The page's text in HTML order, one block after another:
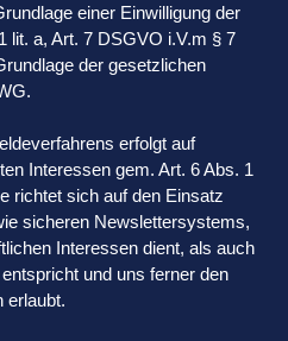
einer Einwilligung der
lit. a, Art. 7 DSGVO i.V.m § 7
der gesetzlichen
erfolgt auf
Interessen gem. Art. 6 Abs. 1
richtet sich auf den Einsatz
sicheren Newslettersystems,
Interessen dient, als auch
und uns ferner den
erlaubt.